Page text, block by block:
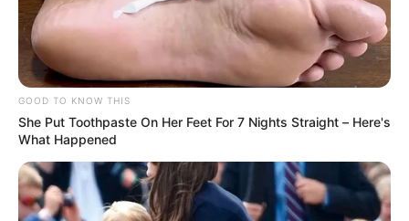
Según la funcionaria, uno de los clientes del lugar,quien
presuntamente se encontraba bajo los efectos del
alcohol, comenzó a realizar disparos al aire. Uno de los
proyectiles impactó a Yuranis Romero Iriarte,
causándole la muerte y otro hombre resultó herido.
LEA TAMBIÉN
Exdocente del magisterio fue
hallado amordazado y asfixiado en
GOOD TO KNOW THIS
She Put Toothpaste On Her Feet For 7 Nights Straight – Here's
What Happened